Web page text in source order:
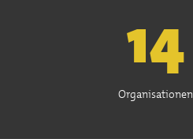
15
Organisationen